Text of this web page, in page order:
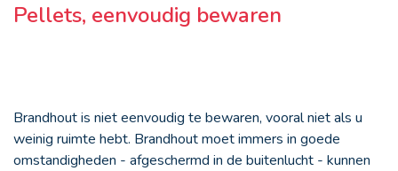
Pellets, eenvoudig bewaren
Brandhout is niet eenvoudig te bewaren, vooral niet als u
weinig ruimte hebt. Brandhout moet immers in goede
omstandigheden - afgeschermd in de buitenlucht - kunnen